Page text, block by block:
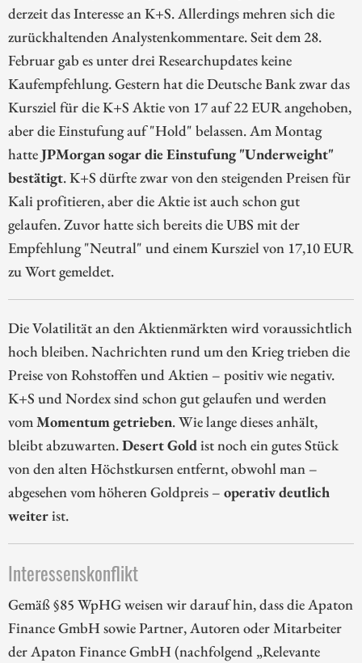
derzeit das Interesse an K+S. Allerdings mehren sich die
zurückhaltenden Analystenkommentare. Seit dem 28.
Februar gab es unter drei Researchupdates keine
Kaufempfehlung. Gestern hat die Deutsche Bank zwar das
Kursziel für die K+S Aktie von 17 auf 22 EUR angehoben,
aber die Einstufung auf "Hold" belassen. Am Montag
hatteJPMorgan sogar die Einstufung "Underweight"
bestätigt. K+S dürfte zwar von den steigenden Preisen für
Kali profitieren, aber die Aktie ist auch schon gut
gelaufen. Zuvor hatte sich bereits die UBS mit der
Empfehlung "Neutral" und einem Kursziel von 17,10 EUR
zu Wort gemeldet.
Die Volatilität an den Aktienmärkten wird voraussichtlich
hoch bleiben. Nachrichten rund um den Krieg trieben die
Preise von Rohstoffen und Aktien – positiv wie negativ.
K+S und Nordex sind schon gut gelaufen und werden
vomMomentum getrieben. Wie lange dieses anhält,
bleibt abzuwarten.Desert Goldist noch ein gutes Stück
von den alten Höchstkursen entfernt, obwohl man –
abgesehen vom höheren Goldpreis – operativ deutlich
weiterist.
Interessenskonflikt
Gemäß §85 WpHG weisen wir darauf hin, dass die Apaton
Finance GmbH sowie Partner, Autoren oder Mitarbeiter
der Apaton Finance GmbH (nachfolgend „Relevante